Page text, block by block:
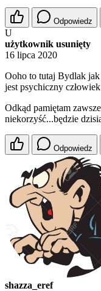
Odpowiedz
U
użytkownik usunięty
16 lipca 2020
Ooho to tutaj Bydlak
jest psychiczny
Odkąd pamiętam
niekorzyść...będzie
Odpowiedz
shazza_eref